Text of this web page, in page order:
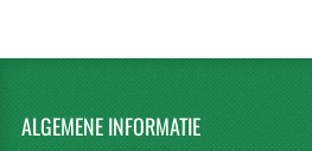
ALGEMENEINFORMATIE